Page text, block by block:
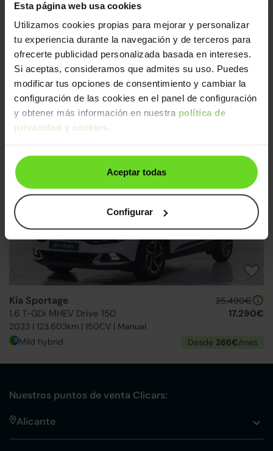
Esta página web usa cookies
Utilizamos cookies propias para mejorar y personalizar
tu experiencia durante la navegación y de terceros para
ofrecerte publicidad personalizada basada en intereses.
Si aceptas, consideramos que admites su uso. Puedes
modificar tus opciones de consentimiento y cambiar la
configuración de las cookies en el panel de configuración
y obtener más información en nuestra política de
privacidad y cookies.
Aceptar todas
Configurar
Kia Sportage
1.6 GDi Drive Plus 4x2 132
2019 | 74.879km | 132CV | Manual
18.990€
2 días
Faros Led
Kia Sportage
1.6 T-GDi MHEV Drive 150
2023 | 123.603km | 150CV | Manual
25.490€
17.290€
Mild hybrid Desde 266€/mes
Nuestros puntos de venta Clicars:
Alicante